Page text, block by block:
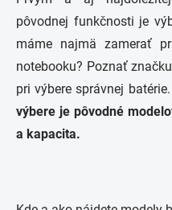
pôvodnej funkčnosti je
máme najmä zamerať
notebooku? Poznať
pri výbere správnej batérie.
výbere je pôvodné
a kapacita.